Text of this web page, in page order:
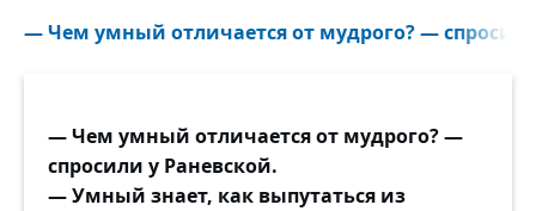
— Чем умный отличается от мудрого? —
— Чем умный отличается от мудрого? —
спросили у Раневской.
— Умный знает, как выпутаться из